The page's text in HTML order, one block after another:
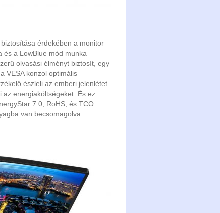
érdekében a monitor
és a LowBlue mód munka
olvasási élményt biztosít, egy
VESA konzol optimális
észleli az emberi jelenlétet
energiaköltségeket. És ez
7.0, RoHS, és TCO
van becsomagolva.